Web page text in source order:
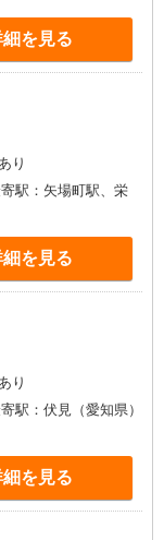
細を見る
り
駅：矢場町駅、栄
細を見る
り
駅：伏見（愛知県）
細を見る